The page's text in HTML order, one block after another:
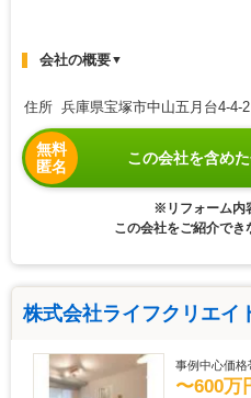
会社の概要▼
住所 兵庫県宝塚市中山五月台4-4-2
無料
匿名
この会社を含め
※リフォーム内
この会社をご紹介でき
株式会社ライフクリエイ
事例中心価格
〜600万